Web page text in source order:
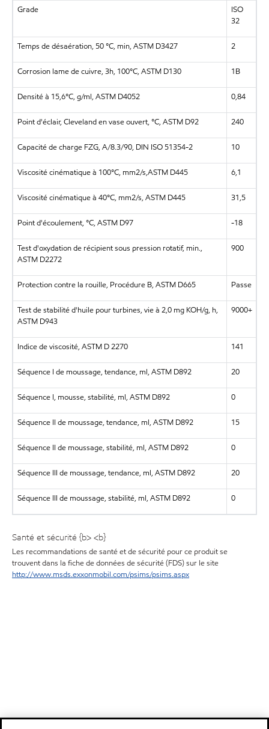
Grade
ISO
32
Temps de désaération, 50 °C, min, ASTM D3427 2
Corrosion lame de cuivre, 3h, 100°C, ASTM D130 1B
Densité à 15,6°C, g/ml, ASTM D4052 0,84
Point d'éclair, Cleveland en vase ouvert, °C, ASTM D92 240
Capacité de charge FZG, A/8.3/90, DIN ISO 51354-2 10
Viscosité cinématique à 100°C, mm2/s,ASTM D445 6,1
Viscosité cinématique à 40°C, mm2/s, ASTM D445 31,5
Point d'écoulement, °C, ASTM D97 -18
Test d'oxydation de récipient sous pression rotatif, min.,
ASTM D2272
900
Protection contre la rouille, Procédure B, ASTM D665 Passe
Test de stabilité d'huile pour turbines, vie à 2,0 mg KOH/g, h,
ASTM D943
9000+
Indice de viscosité, ASTM D 2270 141
Séquence I de moussage, tendance, ml, ASTM D892 20
Séquence I, mousse, stabilité, ml, ASTM D892 0
Séquence II de moussage, tendance, ml, ASTM D892 15
Séquence II de moussage, stabilité, ml, ASTM D892 0
Séquence III de moussage, tendance, ml, ASTM D892 20
Séquence III de moussage, stabilité, ml, ASTM D892 0
Santé et sécurité {b> <b}
Les recommandations de santé et de sécurité pour ce produit se
trouvent dans la fiche de données de sécurité (FDS) sur le site
http://www.msds.exxonmobil.com/psims/psims.aspx